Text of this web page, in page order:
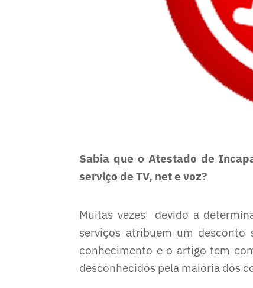
Sabia que o Atestado de
serviço de TV, net e voz?
Muitas vezes devido a
serviços atribuem um desconto
conhecimento e o artigo tem
desconhecidos pela maioria dos